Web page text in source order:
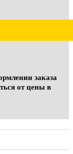
заказа
от цены в